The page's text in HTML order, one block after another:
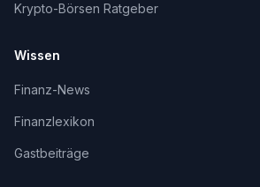
Krypto-Börsen Ratgeber
Wissen
Finanz-News
Finanzlexikon
Gastbeiträge